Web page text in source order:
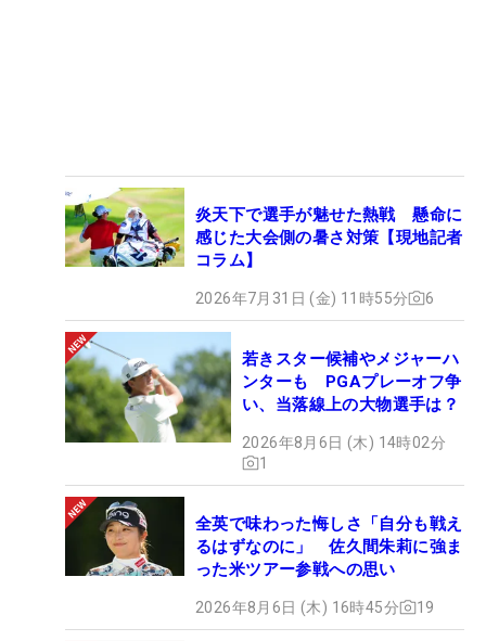
炎天下で選手が魅せた熱戦 懸命に
感じた大会側の暑さ対策【現地記者
コラム】
2026年7月31日 (金) 11時55分 6
若きスター候補やメジャーハ
ンターも PGAプレーオフ争
い、当落線上の大物選手は？
2026年8月6日 (木) 14時02分
1
全英で味わった悔しさ「自分も戦え
るはずなのに」 佐久間朱莉に強ま
った米ツアー参戦への思い
2026年8月6日 (木) 16時45分 19